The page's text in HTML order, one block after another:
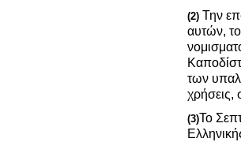
(2) Την
αυτών,
των
χρήσεις,
(3)Το